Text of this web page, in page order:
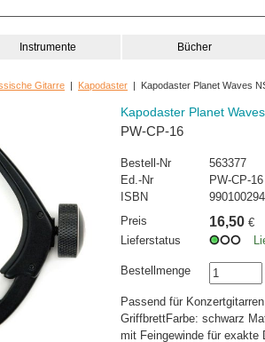
Instrumente Bücher
Gitarre | Kapodaster | Kapodaster Planet Waves
Kapodaster Planet
PW-CP-16
Bestell-Nr
563377
Ed.-Nr
PW-CP-16
ISBN
Preis
16,50 €
Lieferstatus
Bestellmenge
Passend für
GriffbrettFarbe: schwarz
mit Feingewinde für exakte